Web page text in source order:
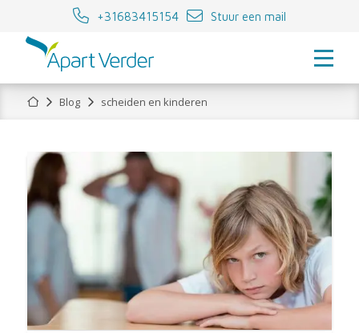
+31683415154 Stuur een mail
HomeBlog scheiden en kinderen